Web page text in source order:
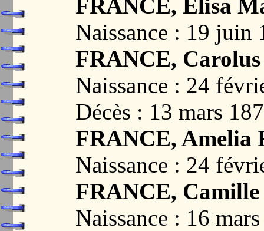
FRANCE, Elisa
Naissance : 19 juin
FRANCE,
Naissance : 24
Décès : 13 mars
FRANCE, Amelia
Naissance : 24
FRANCE,
Naissance : 16